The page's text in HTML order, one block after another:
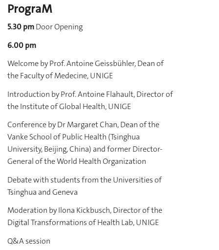
PrograM
5.30 pmDoor Opening
6.00 pm
Welcome by Prof. Antoine Geissbühler, Dean of
the Faculty of Medecine, UNIGE
Introduction by Prof. Antoine Flahault, Director of
the Institute of Global Health, UNIGE
Conference by Dr Margaret Chan, Dean of the
Vanke School of Public Health (Tsinghua
University, Beijing, China) and former Director-
General of the World Health Organization
Debate with students from the Universities of
Tsinghua and Geneva
Moderation by Ilona Kickbusch, Director of the
Digital Transformations of Health Lab, UNIGE
Q&A session